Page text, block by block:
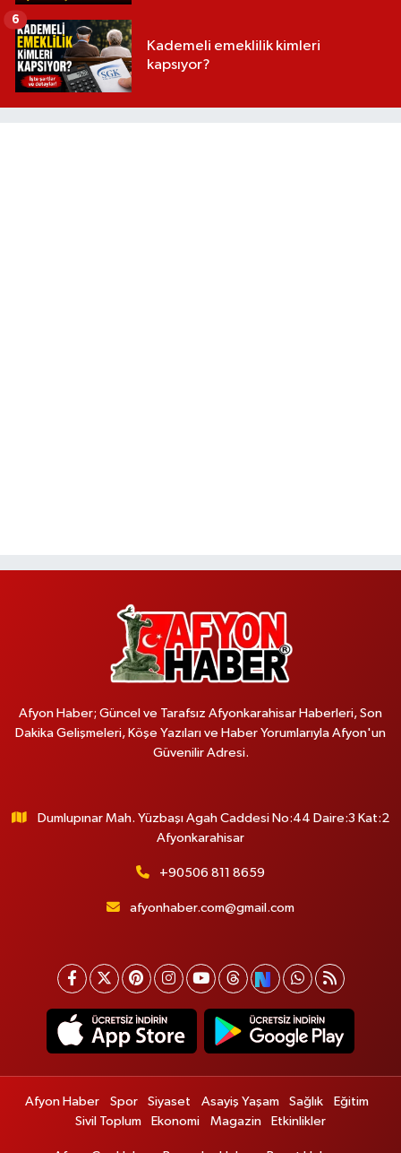
Kademeli emeklilik kimleri
kapsıyor?
6
Afyon Haber; Güncel ve Tarafsız Afyonkarahisar Haberleri, Son
Dakika Gelişmeleri, Köşe Yazıları ve Haber Yorumlarıyla Afyon'un
Güvenilir Adresi.
Dumlupınar Mah. Yüzbaşı Agah Caddesi No:44 Daire:3 Kat:2
Afyonkarahisar
+90506 811 8659
afyonhaber.com@gmail.com
Afyon Haber Spor Siyaset Asayiş Yaşam Sağlık
Eğitim
Sivil Toplum
Ekonomi Magazin Etkinlikler